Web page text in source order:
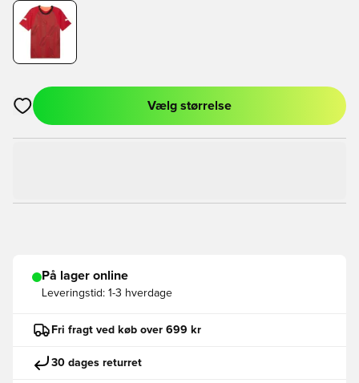
Åbner en Modal til at logge ind eller tilmelde dig som medlem
Vælg størrelse
På lager online
Leveringstid: 1-3 hverdage
Fri fragt ved køb over 699 kr
30 dages returret